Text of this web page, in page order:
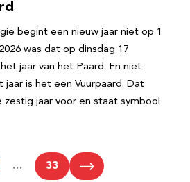
begint een nieuw jaar niet op 1
was dat op dinsdag 17
jaar van het Paard. En niet
jaar is het een Vuurpaard. Dat
zestig jaar voor en staat symbool
… 33